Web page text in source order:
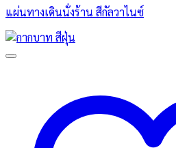
แผ่นทางเดินนั่งร้าน สีกัลวาไนซ์